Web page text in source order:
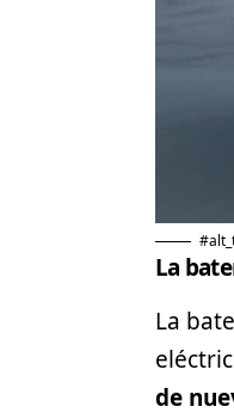
La
La
de